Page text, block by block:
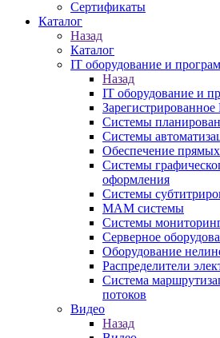
Сертификаты
Каталог
Назад
Каталог
IT оборудование и
Назад
IT оборудование и
Системы
Системы
Обеспечение
Системы
оформления
Системы
MAM системы
Системы
Серверное
Оборудование
Распределители
Система
потоков
Видео
Назад